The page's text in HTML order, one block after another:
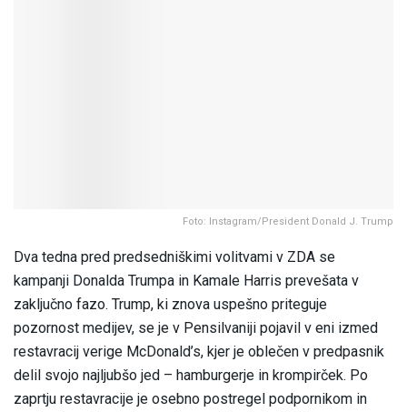
Foto: Instagram/President Donald J. Trump
Dva tedna pred predsedniškimi volitvami v ZDA se
kampanji Donalda Trumpa in Kamale Harris prevešata v
zaključno fazo. Trump, ki znova uspešno priteguje
pozornost medijev, se je v Pensilvaniji pojavil v eni izmed
restavracij verige McDonald’s, kjer je oblečen v predpasnik
delil svojo najljubšo jed – hamburgerje in krompirček. Po
zaprtju restavracije je osebno postregel podpornikom in